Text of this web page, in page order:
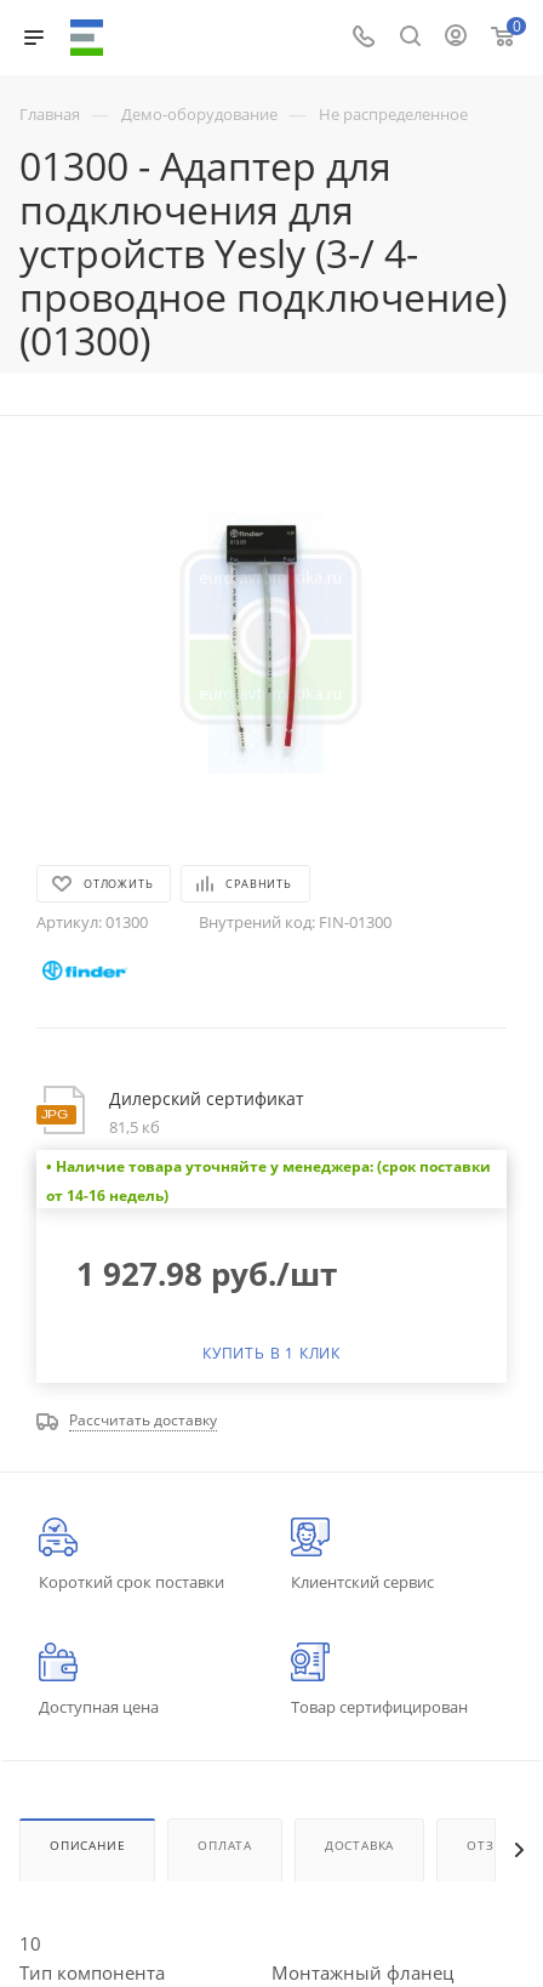
0
Главная — Демо-оборудование — Не распределенное
01300 - Адаптер для
подключения для
устройств Yesly (3-/ 4-
проводное подключение)
(01300)
ОТЛОЖИТЬ СРАВНИТЬ
Артикул:01300 Внутрений код: FIN-01300
Дилерский сертификат
81,5 кб
• Наличие товара уточняйте у менеджера: (срок поставки
от 14-16 недель)
1 927.98 руб./шт
КУПИТЬ В 1 КЛИК
Рассчитать доставку
Короткий срок поставки Клиентский сервис
Доступная цена Товар сертифицирован
ОПИСАНИЕ ОПЛАТА ДОСТАВКА ОТЗЫВЫ
10
Тип компонента
Монтажный фланец